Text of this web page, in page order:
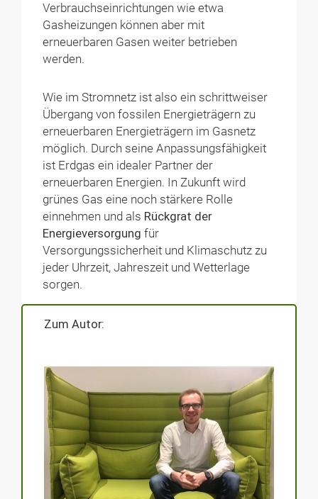
Verbrauchseinrichtungen wie etwa
Gasheizungen können aber mit
erneuerbaren Gasen weiter betrieben
werden.
Wie im Stromnetz ist also ein schrittweiser
Übergang von fossilen Energieträgern zu
erneuerbaren Energieträgern im Gasnetz
möglich. Durch seine Anpassungsfähigkeit
ist Erdgas ein idealer Partner der
erneuerbaren Energien. In Zukunft wird
grünes Gas eine noch stärkere Rolle
einnehmen und als Rückgrat der
Energieversorgung für
Versorgungssicherheit und Klimaschutz zu
jeder Uhrzeit, Jahreszeit und Wetterlage
sorgen.
Zum Autor: